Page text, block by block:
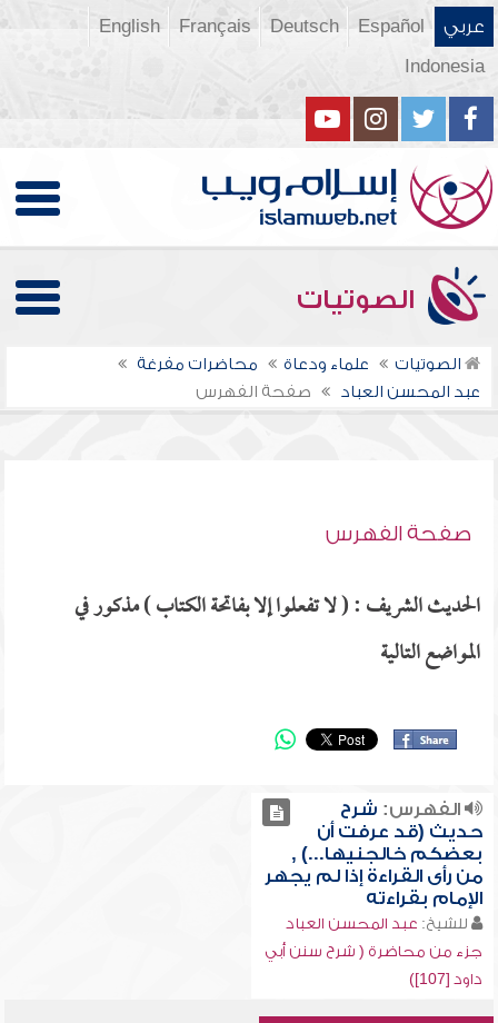
عربي Español
Deutsch
Français
English
Indonesia
الصوتيات
الصوتيات علماء ودعاة
محاضرات مفرغة
عبد المحسن العباد
صفحة الفهرس
صفحة الفهرس
الحديث الشريف : ( لا تفعلوا إلا بفاتحة الكتاب ) مذكور في
المواضع التالية
الفهرس: شرح
حديث (قد عرفت أن
بعضكم خالجنيها...) ,
من رأى القراءة إذا لم يجهر
الإمام بقراءته
للشيخ: عبد المحسن العباد
جزء من محاضرة ( شرح سنن أبي
داود [107])